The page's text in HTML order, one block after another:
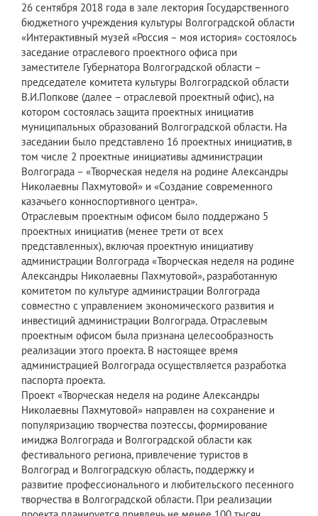
26 сентября 2018 года в зале лектория Государственного
бюджетного учреждения культуры Волгоградской области
«Интерактивный музей «Россия – моя история» состоялось
заседание отраслевого проектного офиса при
заместителе Губернатора Волгоградской области –
председателе комитета культуры Волгоградской области
В.И.Попкове (далее – отраслевой проектный офис), на
котором состоялась защита проектных инициатив
муниципальных образований Волгоградской области. На
заседании было представлено 16 проектных инициатив, в
том числе 2 проектные инициативы администрации
Волгограда – «Творческая неделя на родине Александры
Николаевны Пахмутовой» и «Создание современного
казачьего конноспортивного центра».
Отраслевым проектным офисом было поддержано 5
проектных инициатив (менее трети от всех
представленных), включая проектную инициативу
администрации Волгограда «Творческая неделя на родине
Александры Николаевны Пахмутовой», разработанную
комитетом по культуре администрации Волгограда
совместно с управлением экономического развития и
инвестиций администрации Волгограда. Отраслевым
проектным офисом была признана целесообразность
реализации этого проекта. В настоящее время
администрацией Волгограда осуществляется разработка
паспорта проекта.
Проект «Творческая неделя на родине Александры
Николаевны Пахмутовой» направлен на сохранение и
популяризацию творчества поэтессы, формирование
имиджа Волгограда и Волгоградской области как
фестивального региона, привлечение туристов в
Волгоград и Волгоградскую область, поддержку и
развитие профессионального и любительского песенного
творчества в Волгоградской области. При реализации